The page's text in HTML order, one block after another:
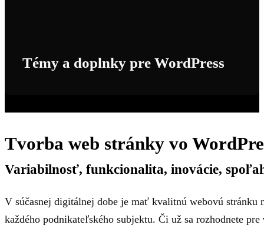
Témy a doplnky pre WordPress
Tvorba web stránky vo
Variabilnosť, funkcionalita, inovácie,
V súčasnej digitálnej dobe je mať kvalitnú webovú stránku
každého podnikateľského subjektu. Či už sa rozhodnete pre